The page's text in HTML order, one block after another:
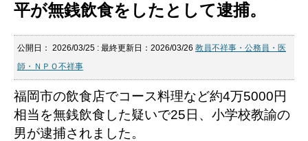
平が無銭飲食をしたとして逮捕。
公開日： 2026/03/25 : 最終更新日：2026/03/26 教員不祥事・公務員・医
師・ＮＰＯ不祥事
福岡市の飲食店でコース料理など約4万5000円
相当を無銭飲食した疑いで25日、小学校教諭の
男が逮捕されました。